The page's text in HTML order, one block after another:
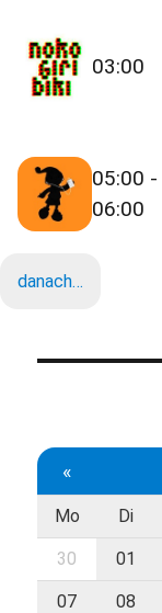
03:00
05:00 -
06:00
danach…
«
Mo Di
30 01
07 08